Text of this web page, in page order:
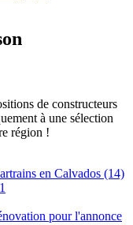
de constructeurs
à une sélection
région !